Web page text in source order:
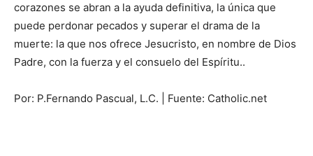
corazones se abran a la ayuda definitiva, la única que
puede perdonar pecados y superar el drama de la
muerte: la que nos ofrece Jesucristo, en nombre de Dios
Padre, con la fuerza y el consuelo del Espíritu..
Por: P.Fernando Pascual, L.C. | Fuente: Catholic.net